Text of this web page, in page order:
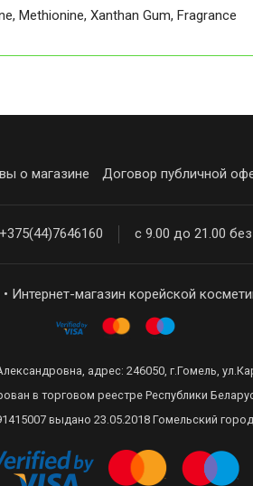
Methionine, Xanthan Gum, Fragrance
о магазине Договор публичной
+375(44)7646160 с 9.00 до 21.00
Интернет-магазин корейской
адрес: 246050, г.Гомель,
в торговом реестре Республики
выдано 23.05.2018 Гомельский